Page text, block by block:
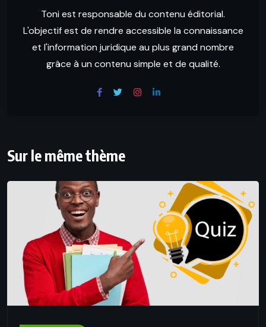
Toni est responsable du contenu éditorial.
L'objectif est de rendre accessible la connaissance
et l'information juridique au plus grand nombre
grâce à un contenu simple et de qualité.
Sur le même thème